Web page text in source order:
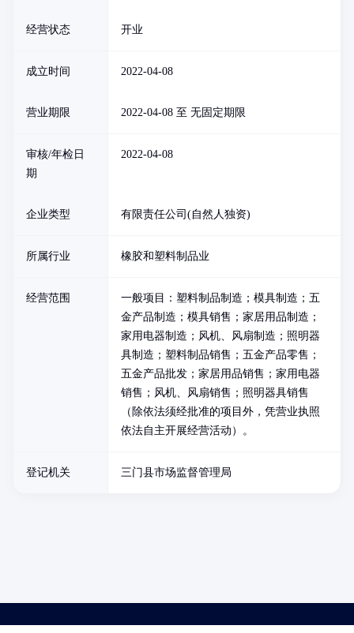
经营状态 开业
成立时间 2022-04-08
营业期限 2022-04-08 至 无固定期限
审核/年检日
期
2022-04-08
企业类型 有限责任公司(自然人独资)
所属行业 橡胶和塑料制品业
经营范围
一般项目：塑料制品制造；模具制造；五
金产品制造；模具销售；家居用品制造；
家用电器制造；风机、风扇制造；照明器
具制造；塑料制品销售；五金产品零售；
五金产品批发；家居用品销售；家用电器
销售；风机、风扇销售；照明器具销售
（除依法须经批准的项目外，凭营业执照
依法自主开展经营活动）。
登记机关 三门县市场监督管理局